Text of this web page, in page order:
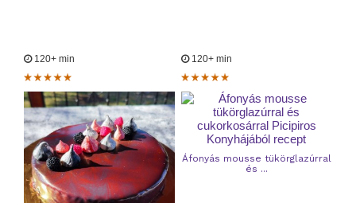
120+ min 120+ min
Áfonyás mousse tükörglazúrral
és ...